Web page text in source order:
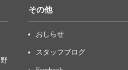
その他
おしらせ
スタッフブログ